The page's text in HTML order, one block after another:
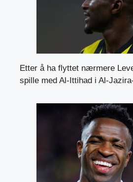
Etter å ha flyttet nærmere
spille med Al-Ittihad i Al-